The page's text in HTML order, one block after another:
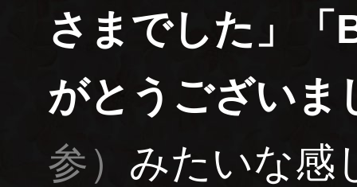
さまでした」「
がとうございま
参） みたいな感